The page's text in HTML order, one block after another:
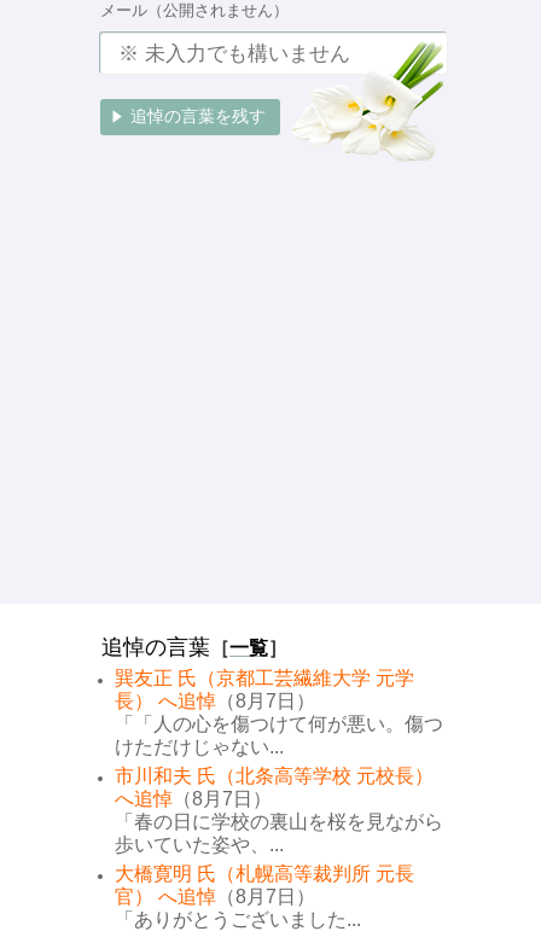
メール（公開されません）
追悼の言葉 ［一覧］
巽友正 氏（京都工芸繊維大学 元学
長） へ追悼 （8月7日）
「「人の心を傷つけて何が悪い。傷つ
けただけじゃない...
市川和夫 氏（北条高等学校 元校長）
へ追悼 （8月7日）
「春の日に学校の裏山を桜を見ながら
歩いていた姿や、...
大橋寛明 氏（札幌高等裁判所 元長
官） へ追悼 （8月7日）
「ありがとうございました...